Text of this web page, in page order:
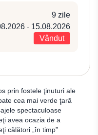
prin fostele ţinuturi ale
cea mai verde ţară
spectaculoase
avea ocazia de a
călători „în timp”
9 zile
- 15.08.2026
Vândut